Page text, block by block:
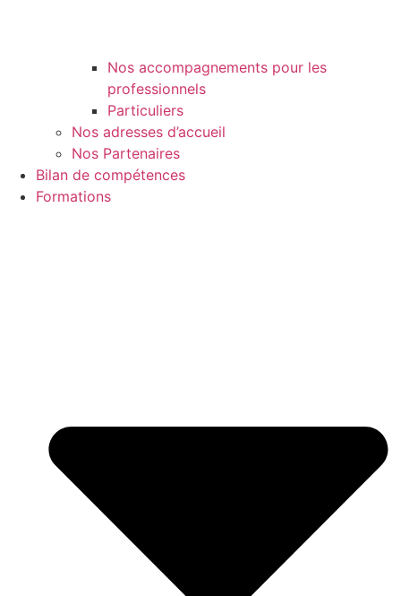
Nos accompagnements pour les
professionnels
Particuliers
Nos adresses d’accueil
Nos Partenaires
Bilan de compétences
Formations